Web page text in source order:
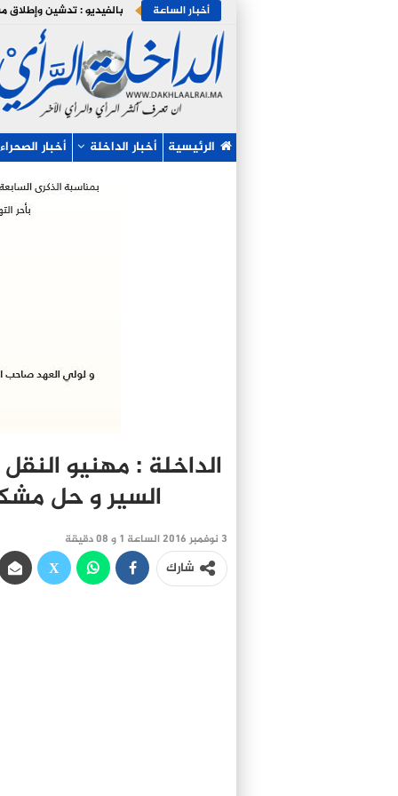
أخبار الساعة
الرئيسية أخبار الداخلة أخبار الصحراء
الداخلة : مهنيو
السير و حل
3 نوفمبر 2016 الساعة 1 و 08 دقيقة
شارك